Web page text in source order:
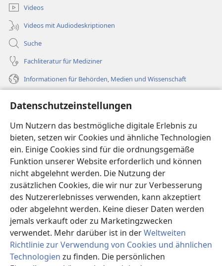
Datenschutzeinstellungen
Um Nutzern das bestmögliche digitale Erlebnis zu
bieten, setzen wir Cookies und ähnliche Technologien
ein. Einige Cookies sind für die ordnungsgemäße
Funktion unserer Website erforderlich und können
nicht abgelehnt werden. Die Nutzung der
zusätzlichen Cookies, die wir nur zur Verbesserung
des Nutzererlebnisses verwenden, kann akzeptiert
oder abgelehnt werden. Keine dieser Daten werden
jemals verkauft oder zu Marketingzwecken
verwendet. Mehr darüber ist in derWeltweiten
Richtlinie zur Verwendung von Cookies und ähnlichen
Technologien zu finden. Die persönlichen
Videos
Videos mit Audiodeskriptionen
Suche
Fachliteratur für Mediziner
Informationen für Behörden, Medien und Wissenschaft
Spenden
(öffnet
neues
Fenster)Wachtturm ONLINE-BIBLIOTHEK
(öffnet
neues
Fenster)JW Hub®
(öffnet
neues
Fenster)JW Library
Watchtower Library ®